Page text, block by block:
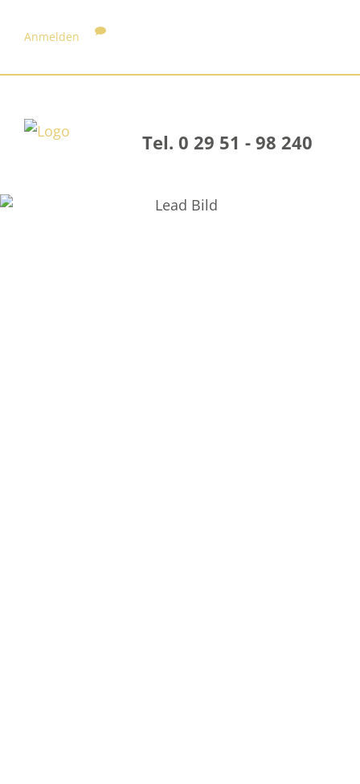
Anmelden
Tel. 0 29 51 - 98 240